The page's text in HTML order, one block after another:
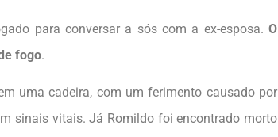
para conversar a sós com a ex-esposa. O
fogo.
uma cadeira, com um ferimento causado por
sinais vitais. Já Romildo foi encontrado morto